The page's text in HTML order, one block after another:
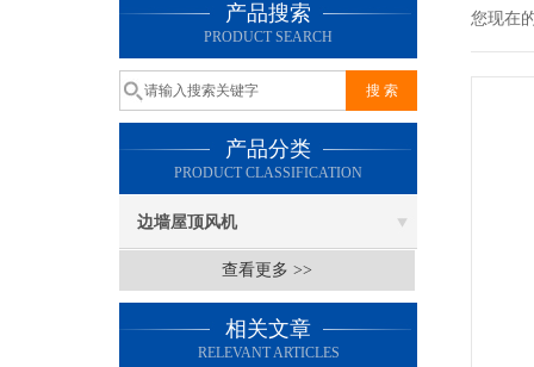
产品搜索
PRODUCT SEARCH
产品分类
PRODUCT CLASSIFICATION
边墙屋顶风机
查看更多 >>
相关文章
RELEVANT ARTICLES
您现在